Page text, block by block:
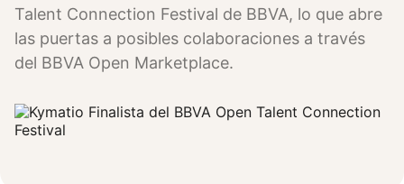
Talent Connection Festival de BBVA, lo que abre
las puertas a posibles colaboraciones a través
del BBVA Open Marketplace.